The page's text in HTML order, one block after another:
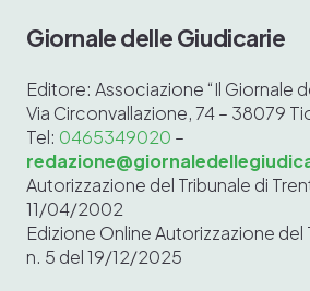
Giornale delle Giudicarie
Editore: Associazione “Il Giornale
Via Circonvallazione, 74 – 38079
Tel: 0465349020 –
Autorizzazione del Tribunale di
11/04/2002
Edizione OnlineAutorizzazione del
n. 5 del 19/12/2025